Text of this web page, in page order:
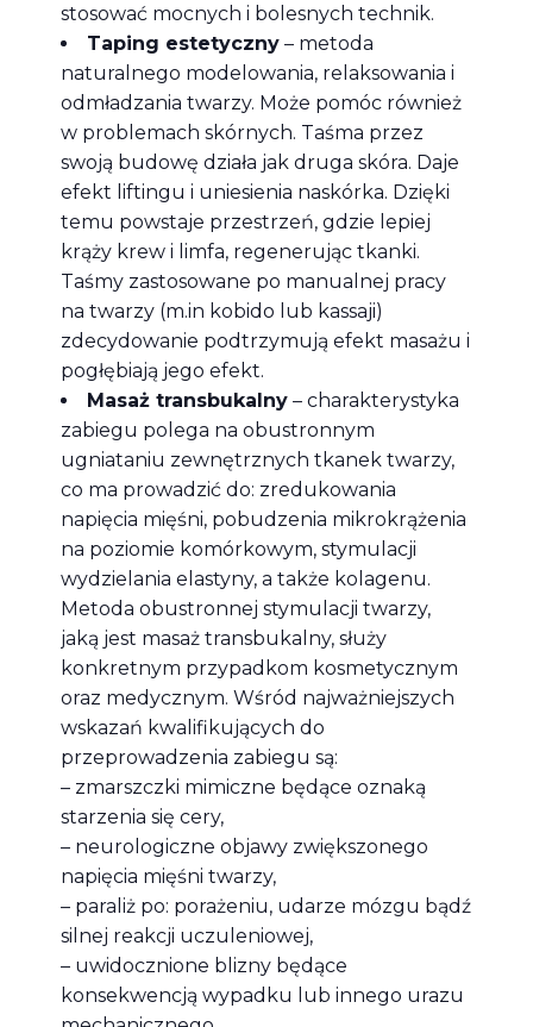
stosować mocnych i bolesnych technik.
Taping estetyczny – metoda
naturalnego modelowania, relaksowania i
odmładzania twarzy. Może pomóc również
w problemach skórnych. Taśma przez
swoją budowę działa jak druga skóra. Daje
efekt liftingu i uniesienia naskórka. Dzięki
temu powstaje przestrzeń, gdzie lepiej
krąży krew i limfa, regenerując tkanki.
Taśmy zastosowane po manualnej pracy
na twarzy (m.in kobido lub kassaji)
zdecydowanie podtrzymują efekt masażu i
pogłębiają jego efekt.
Masaż transbukalny – charakterystyka
zabiegu polega na obustronnym
ugniataniu zewnętrznych tkanek twarzy,
co ma prowadzić do: zredukowania
napięcia mięśni, pobudzenia mikrokrążenia
na poziomie komórkowym, stymulacji
wydzielania elastyny, a także kolagenu.
Metoda obustronnej stymulacji twarzy,
jaką jest masaż transbukalny, służy
konkretnym przypadkom kosmetycznym
oraz medycznym. Wśród najważniejszych
wskazań kwalifikujących do
przeprowadzenia zabiegu są:
– zmarszczki mimiczne będące oznaką
starzenia się cery,
– neurologiczne objawy zwiększonego
napięcia mięśni twarzy,
– paraliż po: porażeniu, udarze mózgu bądź
silnej reakcji uczuleniowej,
– uwidocznione blizny będące
konsekwencją wypadku lub innego urazu